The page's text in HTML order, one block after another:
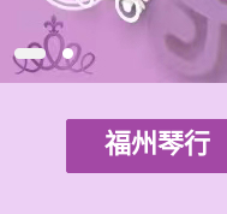
福州琴行